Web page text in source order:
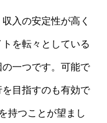
入の安定性が高く
を転々としている
一つです。可能で
目指すのも有効で
持つことが望まし